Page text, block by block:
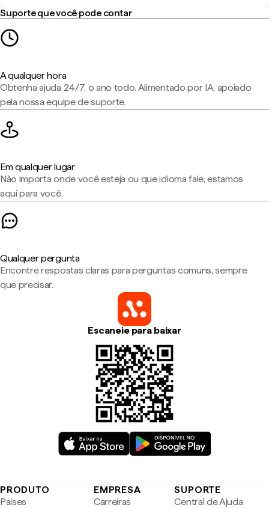
Suporte que você pode contar
A qualquer hora
Obtenha ajuda 24/7, o ano todo. Alimentado por IA, apoiado
pela nossa equipe de suporte.
Em qualquer lugar
Não importa onde você esteja ou que idioma fale, estamos
aqui para você.
Qualquer pergunta
Encontre respostas claras para perguntas comuns, sempre
que precisar.
Escaneie para baixar
PRODUTO
Países
EMPRESA
Carreiras
SUPORTE
Central de Ajuda